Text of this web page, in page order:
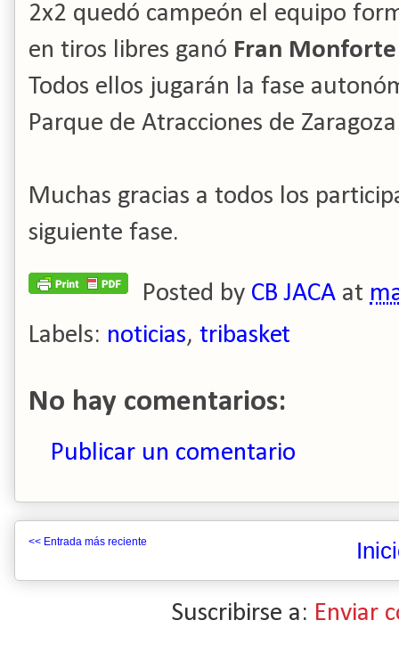
2x2 quedó campeón el equipo
en tiros libres ganó Fran Monforte
Todos ellos jugarán la fase
Parque de Atracciones de
Muchas gracias a todos los
siguiente fase.
Posted by CB JACA at
Labels: noticias, tribasket
No hay comentarios:
Publicar un comentario
<< Entrada más reciente
Suscribirse a: Enviar